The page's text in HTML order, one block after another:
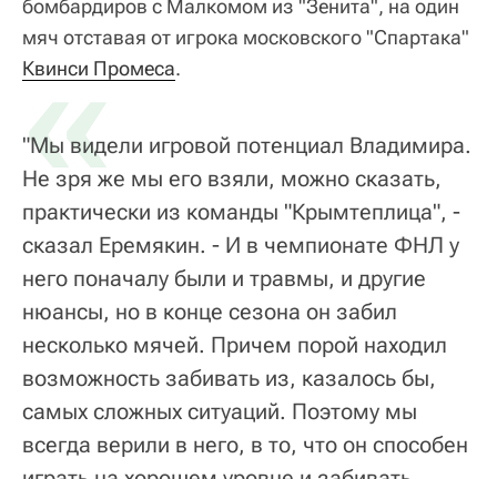
бомбардиров с Малкомом из "Зенита", на один
мяч отставая от игрока московского "Спартака"
Квинси Промеса.
«
"Мы видели игровой потенциал Владимира.
Не зря же мы его взяли, можно сказать,
практически из команды "Крымтеплица", -
сказал Еремякин. - И в чемпионате ФНЛ у
него поначалу были и травмы, и другие
нюансы, но в конце сезона он забил
несколько мячей. Причем порой находил
возможность забивать из, казалось бы,
самых сложных ситуаций. Поэтому мы
всегда верили в него, в то, что он способен